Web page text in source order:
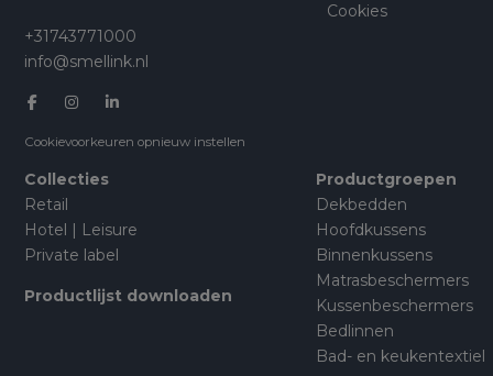
+31743771000
info@smellink.nl
Cookievoorkeuren opnieuw instellen
Cookies
Collecties
Retail
Hotel | Leisure
Private label
Productlijst downloaden
Productgroepen
Dekbedden
Hoofdkussens
Binnenkussens
Matrasbeschermers
Kussenbeschermers
Bedlinnen
Bad- en keukentextiel